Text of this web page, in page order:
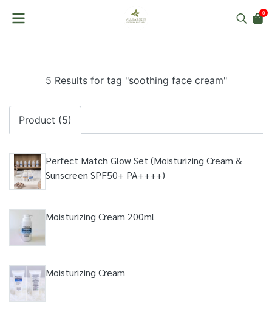
0
5 Results for tag "soothing face cream"
Product (5)
Perfect Match Glow Set (Moisturizing Cream &
Sunscreen SPF50+ PA++++)
Moisturizing Cream 200ml
Moisturizing Cream